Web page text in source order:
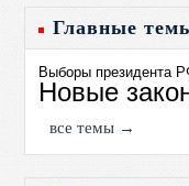
Главные
Выборы президента
Новые
все темы →